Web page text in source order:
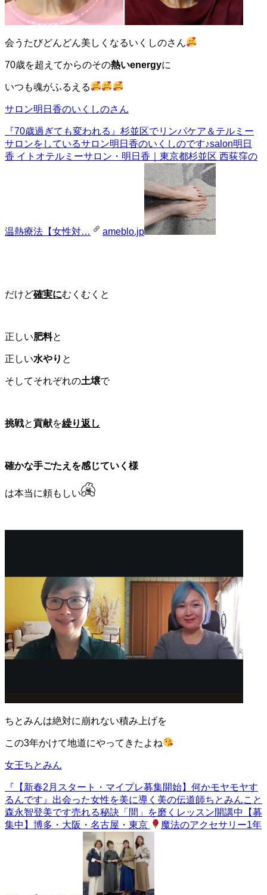
会うたびどんどん美しくなるいくしのさん
70歳を超えてからのその熱いenergyに
いつも魂がふるえる
サロン明日香のいくしのさん
『70歳過ぎても変われる』 杉並区でリンパケア＆テルミー
サロンをしているサロン明日香のいくしのです♪salon明日
香 イトオテルミーサロン・明日香｜東京都杉並区 西荻窪の
温熱療法【女性対… ameblo.jp
だけど確実にむくむくと
正しい肥料と
正しい水やり と
そしてそれぞれの土壌で
挑戦と貢献を繰り返し
確かな手ごたえを感じていく様
は本当に頼もしい
ちとみんは絶対に崩れない積み上げを
この3年かけて地道にやってきたよね
女王ちとみん
『【新春2月スタート・マイプレ募集開始】何かモヤモヤす
るんです』 出会った女性を美に導く美の伝道師ちとみんこと
森永智登美です売れる秘訣「間」を磨くレッスン開講中【募
集中】博多・大阪・名古屋・東京
魔法のアクセサリー1年